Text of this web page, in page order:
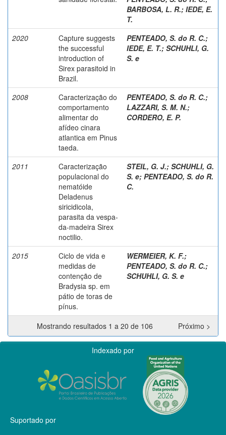
BARBOSA, L. R.; IEDE, E.
T.
2020
Capture suggests
the successful
introduction of
Sirex parasitoid in
Brazil.
PENTEADO, S. do R. C.;
IEDE, E. T.; SCHUHLI, G.
S. e
2008
Caracterização do
comportamento
alimentar do
afídeo cinara
atlantica em Pinus
taeda.
PENTEADO, S. do R. C.;
LAZZARI, S. M. N.;
CORDERO, E. P.
2011
Caracterização
populacional do
nematóide
Deladenus
siricidicola,
parasita da vespa-
da-madeira Sirex
noctilio.
STEIL, G. J.; SCHUHLI, G.
S. e; PENTEADO, S. do R.
C.
2015
Ciclo de vida e
medidas de
contenção de
Bradysia sp. em
pátio de toras de
pínus.
WERMEIER, K. F.;
PENTEADO, S. do R. C.;
SCHUHLI, G. S. e
Mostrando resultados 1 a 20 de 106 Próximo >
Indexado por
Suportado por